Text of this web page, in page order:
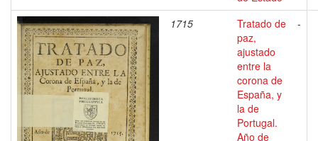
1715
Tratado de
paz,
ajustado
entre la
corona de
España, y
la de
Portugal.
Año de
-